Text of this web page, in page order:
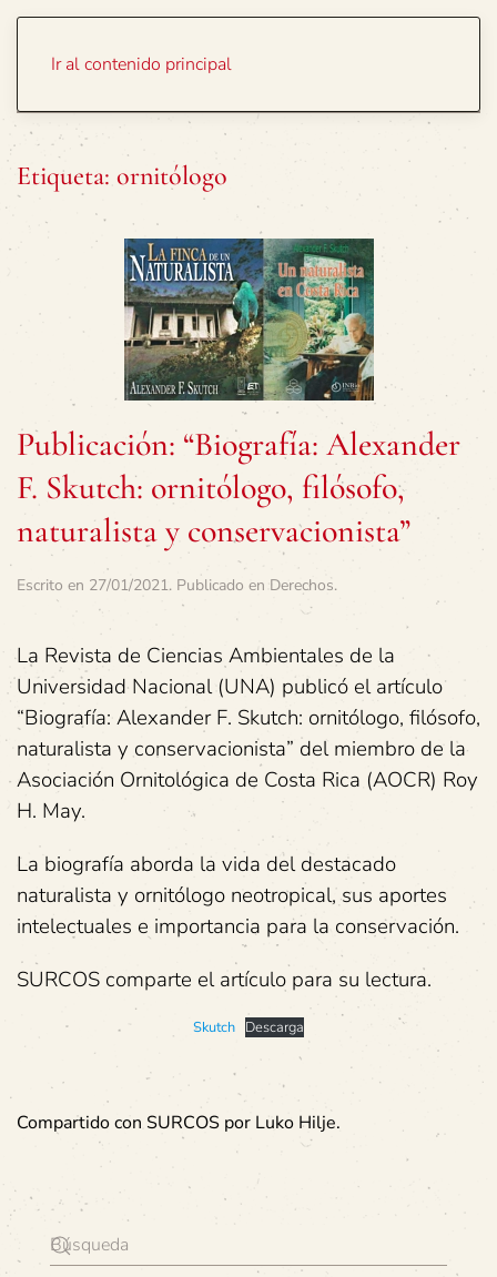
Ir al contenido principal
Etiqueta: ornitólogo
Publicación: “Biografía: Alexander
F. Skutch: ornitólogo, filósofo,
naturalista y conservacionista”
Escrito en 27/01/2021. Publicado en Derechos.
La Revista de Ciencias Ambientales de la
Universidad Nacional (UNA) publicó el artículo
“Biografía: Alexander F. Skutch: ornitólogo, filósofo,
naturalista y conservacionista” del miembro de la
Asociación Ornitológica de Costa Rica (AOCR) Roy
H. May.
La biografía aborda la vida del destacado
naturalista y ornitólogo neotropical, sus aportes
intelectuales e importancia para la conservación.
SURCOS comparte el artículo para su lectura.
Skutch Descarga
Compartido con SURCOS por Luko Hilje.